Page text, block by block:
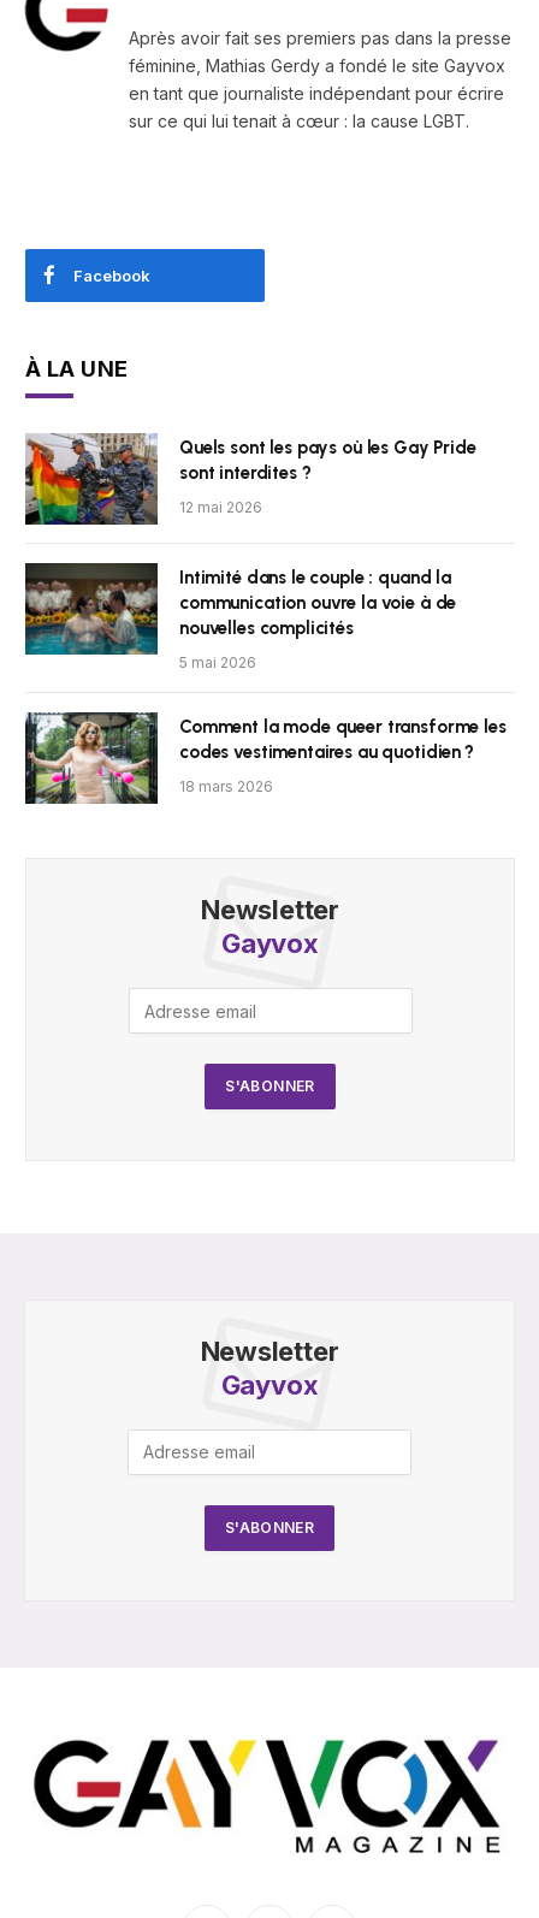
Après avoir fait ses premiers pas dans la presse
féminine, Mathias Gerdy a fondé le site Gayvox
en tant que journaliste indépendant pour écrire
sur ce qui lui tenait à cœur : la cause LGBT.
Facebook
À LA UNE
Quels sont les pays où les Gay Pride
sont interdites ?
12 mai 2026
Intimité dans le couple : quand la
communication ouvre la voie à de
nouvelles complicités
5 mai 2026
Comment la mode queer transforme les
codes vestimentaires au quotidien ?
18 mars 2026
Newsletter
Gayvox
Newsletter
Gayvox